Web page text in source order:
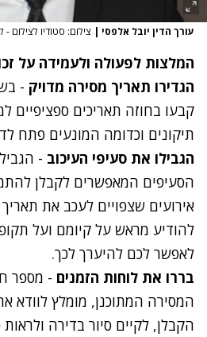
עורך הדין יובל אלפסי | צילום: סטודיו לצילום -
המלצות לפעולה ולעמידה על
הגדירו תאריך מסירה מדויק -
קבעו בחוזה תאריכים ספציפיים
תיקונים וכדומה המונעים פתח
הגבילו את סעיפי העיכוב -
הסעיפים המאפשרים לקבלן
אירועים שצפויים לעכב את
להודיע מראש על קיומם ועל
לאפשר לכם להיערך לכך.
בררו את לוחות הזמנים - מספר
המסירה המתוכנן, מומלץ לוודא
הקבלן, לקיים סיור בדירה